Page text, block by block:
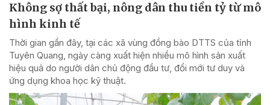
Không sợ thất bại, nông dân thu tiền tỷ từ mô
hình kinh tế
Thời gian gần đây, tại các xã vùng đồng bào DTTS của tỉnh
Tuyên Quang, ngày càng xuất hiện nhiều mô hình sản xuất
hiệu quả do người dân chủ động đầu tư, đổi mới tư duy và
ứng dụng khoa học kỹ thuật.